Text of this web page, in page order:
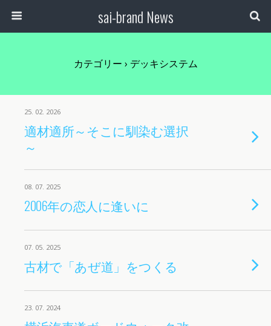
sai-brand News
カテゴリー › ‪デッキシステム
25. 02. 2026
適材適所～そこに馴染む選択
～
08. 07. 2025
2006年の恋人に逢いに
07. 05. 2025
古材で「あぜ道」をつくる
23. 07. 2024